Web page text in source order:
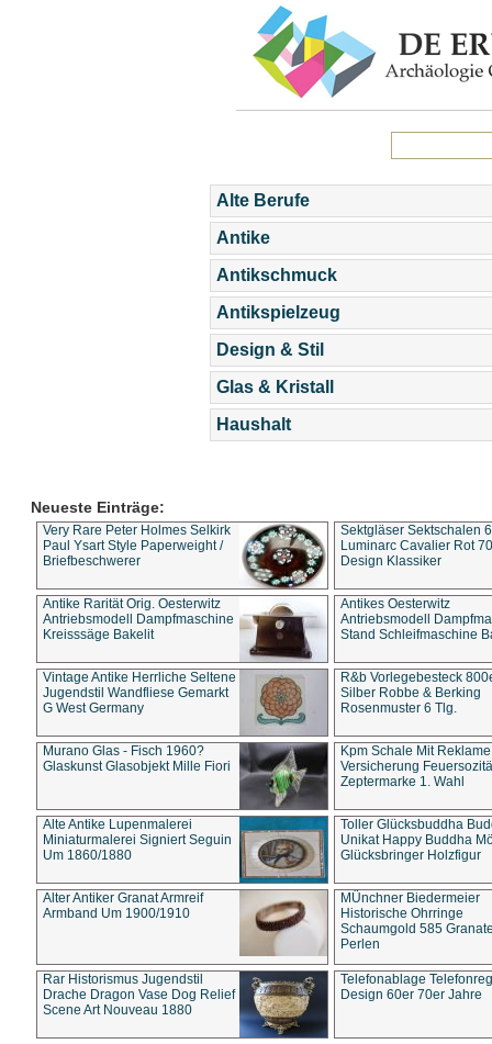
Alte Berufe
Antike
Antikschmuck
Antikspielzeug
Design & Stil
Glas & Kristall
Haushalt
Neueste Einträge:
Very Rare Peter Holmes Selkirk
Paul Ysart Style Paperweight /
Briefbeschwerer
Sektgläser Sektschalen
Luminarc Cavalier Rot
Design Klassiker
Antike Rarität Orig. Oesterwitz
Antriebsmodell Dampfmaschine
Kreisssäge Bakelit
Antikes Oesterwitz
Antriebsmodell
Stand Schleifmaschine
Vintage Antike Herrliche Seltene
Jugendstil Wandfliese Gemarkt
G West Germany
R&b Vorlegebesteck
Silber Robbe & Berking
Rosenmuster 6 Tlg.
Murano Glas - Fisch 1960?
Glaskunst Glasobjekt Mille Fiori
Kpm Schale Mit Reklame
Versicherung
Zeptermarke 1. Wahl
Alte Antike Lupenmalerei
Miniaturmalerei Signiert Seguin
Um 1860/1880
Toller Glücksbuddha
Unikat Happy Buddha
Glücksbringer Holzfigur
Alter Antiker Granat Armreif
Armband Um 1900/1910
MÜnchner Biedermeier
Historische Ohrringe
Schaumgold 585
Perlen
Rar Historismus Jugendstil
Drache Dragon Vase Dog Relief
Scene Art Nouveau 1880
Telefonablage
Design 60er 70er Jahre